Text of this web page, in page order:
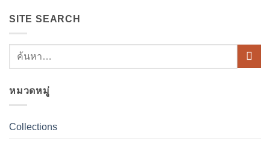
SITE SEARCH
หมวดหมู่
Collections